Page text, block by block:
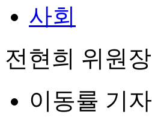
사회
전현희 위원
이동률 기자